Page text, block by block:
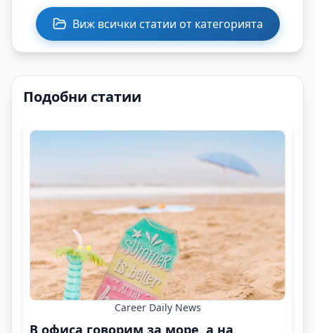
Виж всички статии от категорията
Подобни статии
Career Daily News